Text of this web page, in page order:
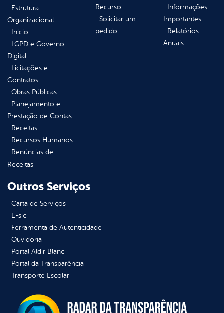
Estrutura
Organizacional
Inicio
LGPD e Governo
Digital
Licitações e
Contratos
Obras Públicas
Planejamento e
Prestação de Contas
Receitas
Recursos Humanos
Renúncias de
Receitas
Recurso
Solicitar um
pedido
Informações
Importantes
Relatórios
Anuais
Outros Serviços
Carta de Serviços
E-sic
Ferramenta de Autenticidade
Ouvidoria
Portal Aldir Blanc
Portal da Transparência
Transporte Escolar